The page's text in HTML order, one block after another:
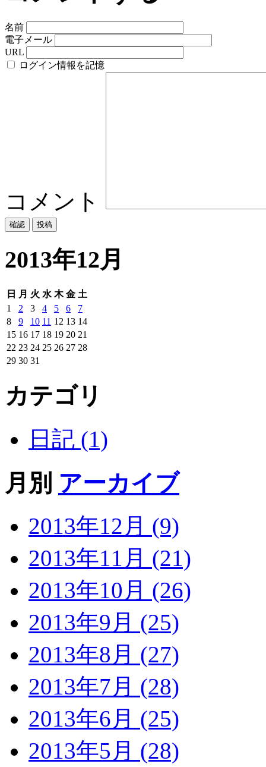
名前
電子メール
URL
ログイン情報を記憶
コメント
2013年12月
日 月 火 水 木 金 土
1
2 3 4 5 6
7
8
9 10 11 12 13 14
15 16 17 18 19 20 21
22 23 24 25 26 27 28
29 30 31
カテゴリ
日記 (1)
月別 アーカイブ
2013年12月 (9)
2013年11月 (21)
2013年10月 (26)
2013年9月 (25)
2013年8月 (27)
2013年7月 (28)
2013年6月 (25)
2013年5月 (28)